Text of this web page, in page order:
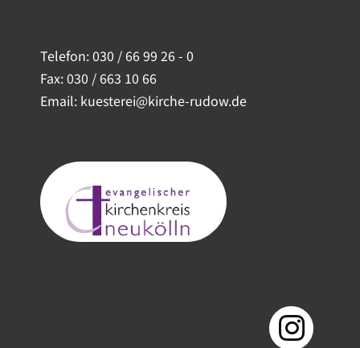
Telefon:030 / 66 99 26 - 0
Fax: 030 / 663 10 66
Email: kuesterei@kirche-rudow.de